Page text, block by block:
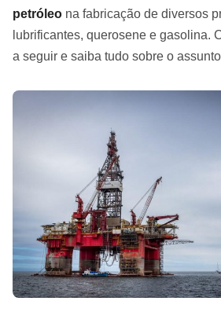
petróleo na fabricação de diversos
lubrificantes, querosene e gasolina.
a seguir e saiba tudo sobre o